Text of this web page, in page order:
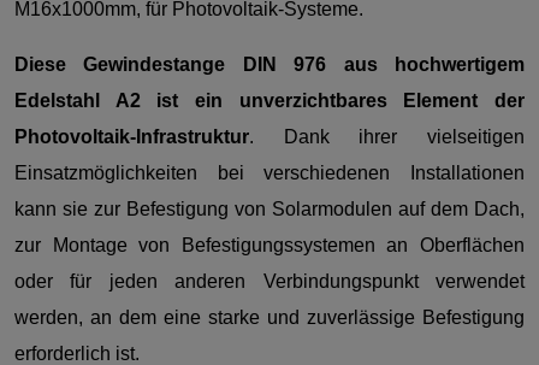
M16x1000mm, für Photovoltaik-Systeme.
Diese Gewindestange DIN 976 aus hochwertigem
Edelstahl A2 ist ein unverzichtbares Element der
Photovoltaik-Infrastruktur. Dank ihrer vielseitigen
Einsatzmöglichkeiten bei verschiedenen Installationen
kann sie zur Befestigung von Solarmodulen auf dem Dach,
zur Montage von Befestigungssystemen an Oberflächen
oder für jeden anderen Verbindungspunkt verwendet
werden, an dem eine starke und zuverlässige Befestigung
erforderlich ist.